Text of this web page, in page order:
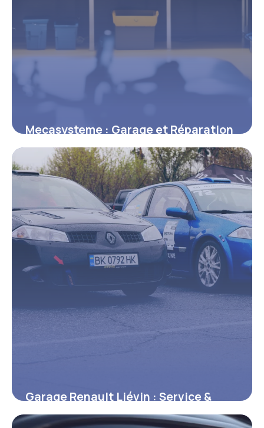
Mecasysteme : Garage et Réparation
Auto
8 mai 2026
Garage Renault Liévin : Service &
Réparation